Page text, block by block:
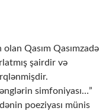
olan Qasım Qasımzadə
şairdir və
simfoniyası…”
poeziyası münis